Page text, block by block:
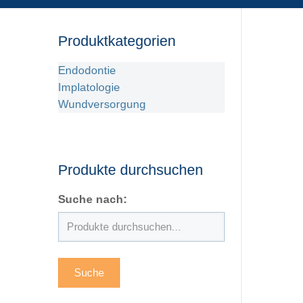
Produktkategorien
Endodontie
Implatologie
Wundversorgung
Produkte durchsuchen
Suche nach: